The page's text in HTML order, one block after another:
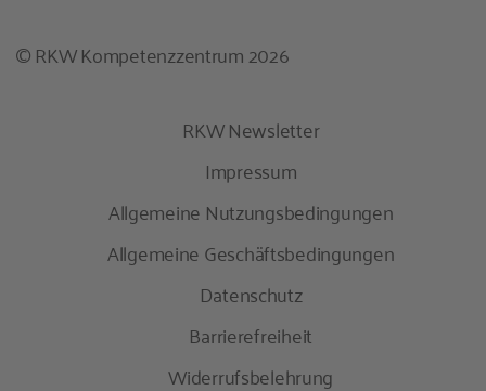
© RKW Kompetenzzentrum 2026
RKW Newsletter
Impressum
Allgemeine Nutzungsbedingungen
Allgemeine Geschäftsbedingungen
Datenschutz
Barrierefreiheit
Widerrufsbelehrung